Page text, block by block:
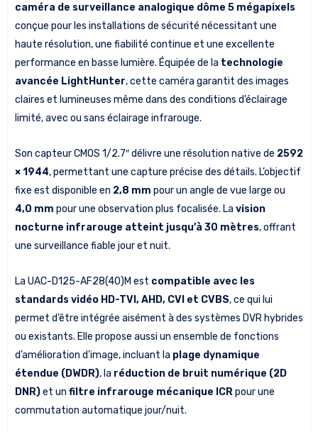
caméra de surveillance analogique dôme 5 mégapixels
conçue pour les installations de sécurité nécessitant une
haute résolution, une fiabilité continue et une excellente
performance en basse lumière. Équipée de la technologie
avancée LightHunter, cette caméra garantit des images
claires et lumineuses même dans des conditions d’éclairage
limité, avec ou sans éclairage infrarouge.
Son capteur CMOS 1/2.7″ délivre une résolution native de 2592
× 1944, permettant une capture précise des détails. L’objectif
fixe est disponible en 2,8 mm pour un angle de vue large ou
4,0 mm pour une observation plus focalisée. La vision
nocturne infrarouge atteint jusqu’à 30 mètres, offrant
une surveillance fiable jour et nuit.
La UAC-D125-AF28(40)M est compatible avec les
standards vidéo HD-TVI, AHD, CVI et CVBS, ce qui lui
permet d’être intégrée aisément à des systèmes DVR hybrides
ou existants. Elle propose aussi un ensemble de fonctions
d’amélioration d’image, incluant la plage dynamique
étendue (DWDR), la réduction de bruit numérique (2D
DNR)et un filtre infrarouge mécanique ICRpour une
commutation automatique jour/nuit.